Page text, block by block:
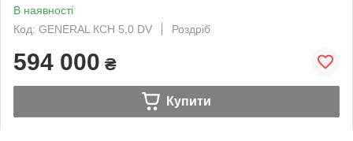
В наявності
Код: GENERAL КСН 5,0 DV
Роздріб
594 000 ₴
Купити